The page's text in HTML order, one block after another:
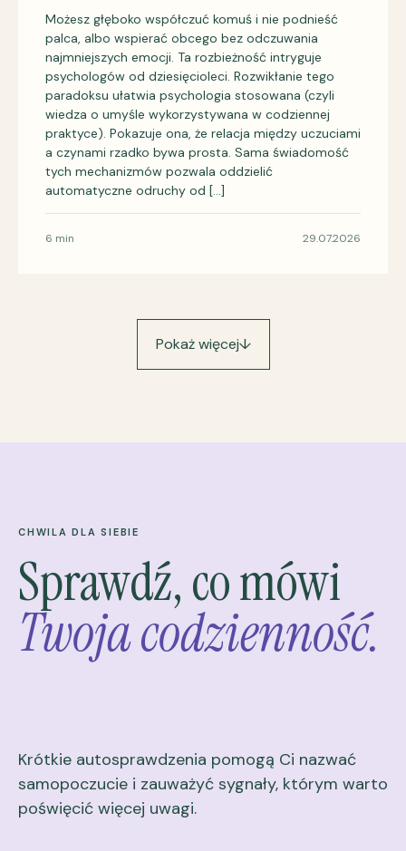
Możesz głęboko współczuć komuś i nie podnieść
palca, albo wspierać obcego bez odczuwania
najmniejszych emocji. Ta rozbieżność intryguje
psychologów od dziesięcioleci. Rozwikłanie tego
paradoksu ułatwia psychologia stosowana (czyli
wiedza o umyśle wykorzystywana w codziennej
praktyce). Pokazuje ona, że relacja między uczuciami
a czynami rzadko bywa prosta. Sama świadomość
tych mechanizmów pozwala oddzielić
automatyczne odruchy od […]
6 min 29.07.2026
Pokaż więcej↓
CHWILA DLA SIEBIE
Sprawdź, co mówi
Twoja codzienność.
Krótkie autosprawdzenia pomogą Ci nazwać
samopoczucie i zauważyć sygnały, którym warto
poświęcić więcej uwagi.